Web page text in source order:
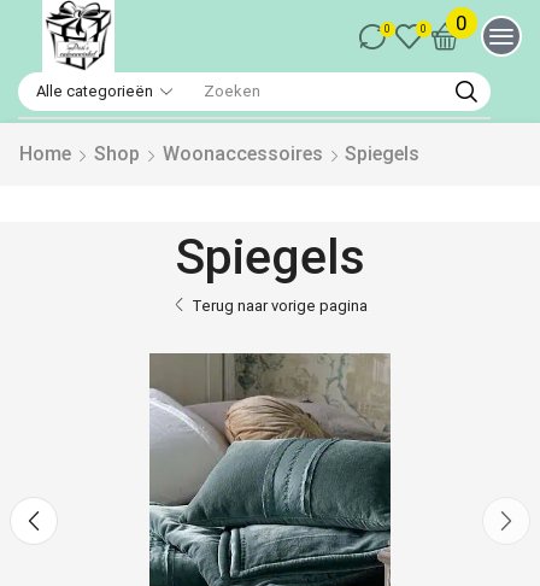
0 0 0
Home Shop Woonaccessoires Spiegels
Spiegels
Terug naar vorige pagina